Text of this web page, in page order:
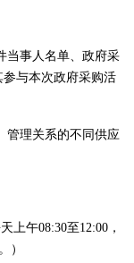
当事人名单、政府采
参与本次政府采购活
管理关系的不同供应
上午08:30至 12:00，
）